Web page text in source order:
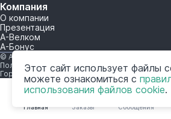
Главная Заказы Сообщения
Компания
О компании
Презентация
А-Велком
А-Бонус
© A-AC.RU 2015-2026. Все права защищены.
Политика обработки персональных данных
Горячая линия корпоративного
Этот сайт использует файлы
можете ознакомиться с
использования файлов cookie.